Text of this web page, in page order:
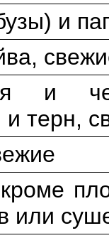
и
и
терн,
или